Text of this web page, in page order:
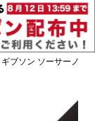
ブソン ソーサーノ